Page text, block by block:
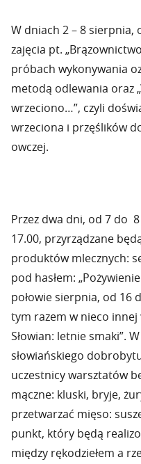
W dniach 2 – 8 sierpnia,
zajęcia pt.
próbach wykonywania
metodą odlewania oraz
wrzeciono…”, czyli
wrzeciona i przęślików
owczej.
Przez dwa dni, od 7 do
17.00, przyrządzane
produktów mlecznych:
pod hasłem:
połowie sierpnia, od 16
tym razem w nieco innej
Słowian: letnie smaki”.
słowiańskiego
uczestnicy warsztatów
mączne: kluski, bryje,
przetwarzać mięso:
punkt, który będą
między rękodziełem a